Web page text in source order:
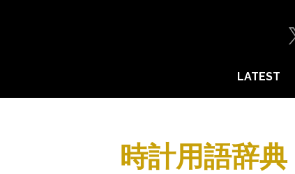
LATEST
時計用語辞典